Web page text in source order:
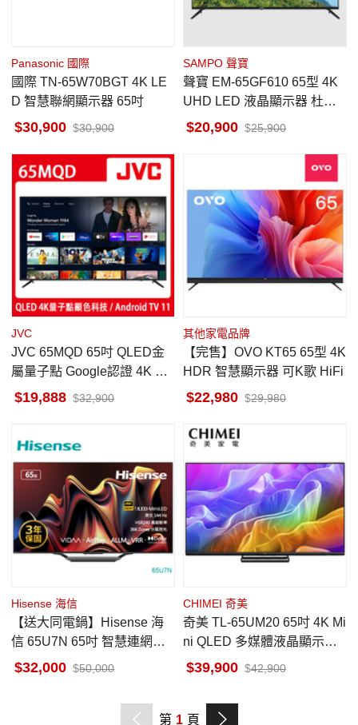
Panasonic 國際
國際 TN-65W70BGT 4K LE
D 智慧聯網顯示器 65吋
30,900 30,900
SAMPO 聲寶
聲寶 EM-65GF610 65型 4K
UHD LED 液晶顯示器 杜比
環繞音響
20,900 25,900
JVC
JVC 65MQD 65吋 QLED金
屬量子點 Google認證 4K HD
R連網液晶顯示器
19,888 32,900
其他家電品牌
【完售】OVO KT65 65型 4K
HDR 智慧顯示器 可K歌 HiFi
22,980 29,980
Hisense 海信
【送大同電鍋】Hisense 海
信 65U7N 65吋 智慧連網顯
示器 含桌裝
32,000 50,000
CHIMEI 奇美
奇美 TL-65UM20 65吋 4K Mi
ni QLED 多媒體液晶顯示器
GoogleTV
39,900 42,900
第 1 頁